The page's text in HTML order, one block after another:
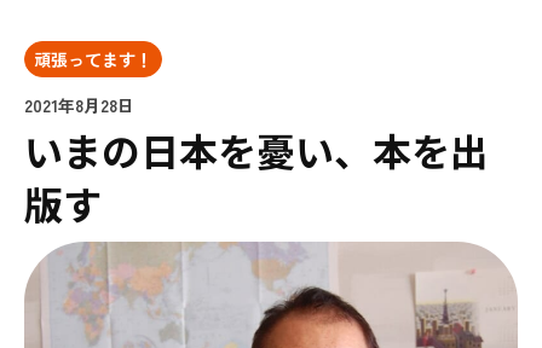
頑張ってます！
2021年8月28日
いまの日本を憂い、本を出
版す